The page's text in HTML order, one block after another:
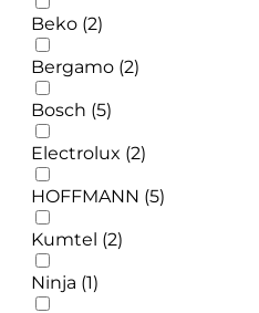
Beko (2)
Bergamo (2)
Bosch (5)
Electrolux (2)
HOFFMANN (5)
Kumtel (2)
Ninja (1)